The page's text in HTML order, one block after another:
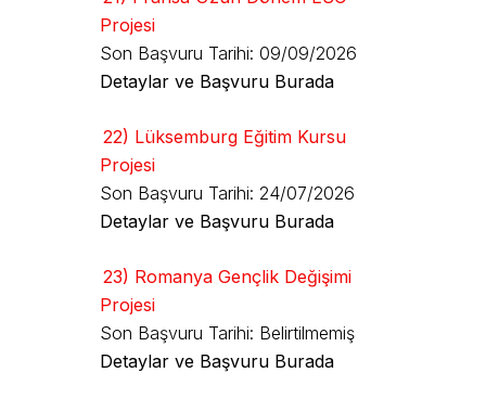
Projesi
Son Başvuru Tarihi: 09/09/2026
Detaylar ve Başvuru Burada
22) Lüksemburg Eğitim Kursu
Projesi
Son Başvuru Tarihi: 24/07/2026
Detaylar ve Başvuru Burada
23) Romanya Gençlik Değişimi
Projesi
Son Başvuru Tarihi: Belirtilmemiş
Detaylar ve Başvuru Burada